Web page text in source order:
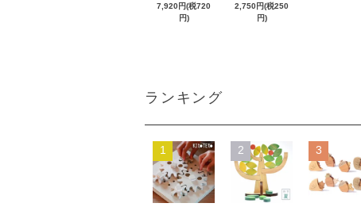
7,920円(税720
円)
2,750円(税250
円)
ランキング
1 2 3